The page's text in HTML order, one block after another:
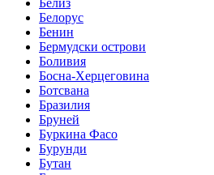
Белорус
Бенин
Бермудски острови
Боливия
Босна-Херцеговина
Ботсвана
Бразилия
Бруней
Буркина Фасо
Бурунди
Бутан